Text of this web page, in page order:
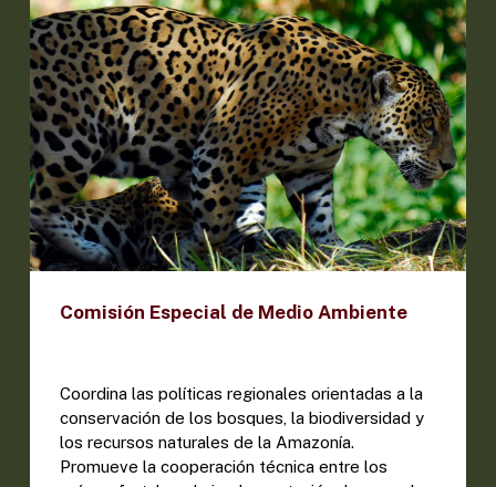
Comisión Especial de Medio Ambiente
Coordina las políticas regionales orientadas a la
conservación de los bosques, la biodiversidad y
los recursos naturales de la Amazonía.
Promueve la cooperación técnica entre los